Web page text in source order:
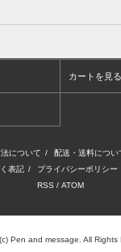
カートを見る
について / 配送・送料につい
表記 / プライバシーポリシー
RSS / ATOM
Pen and message. All Rights